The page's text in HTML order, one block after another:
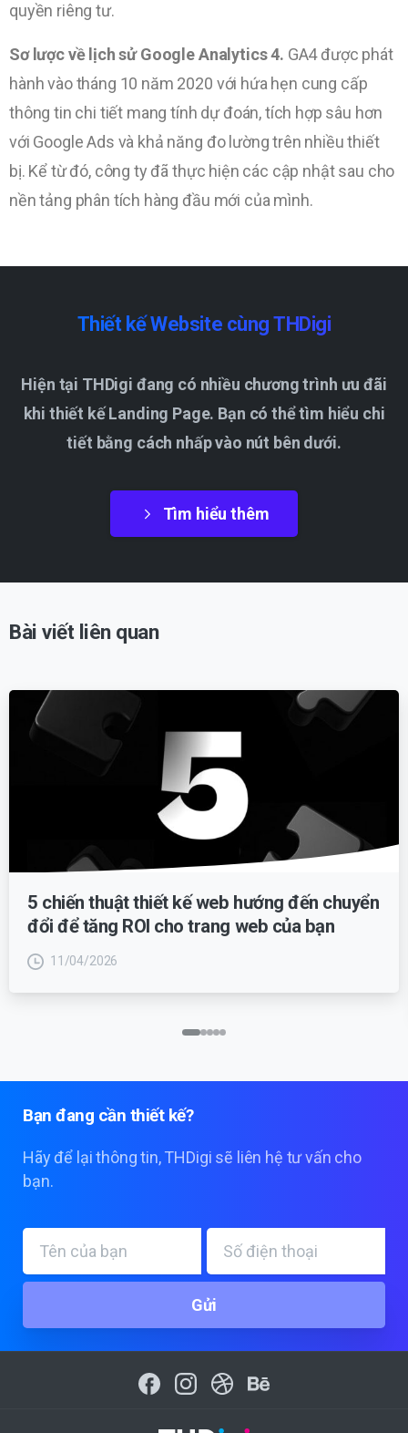
quyền riêng tư.
Sơ lược về lịch sử Google Analytics 4. GA4 được phát
hành vào tháng 10 năm 2020 với hứa hẹn cung cấp
thông tin chi tiết mang tính dự đoán, tích hợp sâu hơn
với Google Ads và khả năng đo lường trên nhiều thiết
bị. Kể từ đó, công ty đã thực hiện các cập nhật sau cho
nền tảng phân tích hàng đầu mới của mình.
Thiết kếWebsite cùng THDigi
Hiện tại THDigi đang có nhiều chương trình ưu đãi
khi thiết kế Landing Page. Bạn có thể tìm hiểu chi
tiết bằng cách nhấp vào nút bên dưới.
Tìm hiểu thêm
Bài viết liên quan
5 chiến thuật thiết kế web hướng đến chuyển
đổi để tăng ROI cho trang web của bạn
11/04/2026
Bạn đang cần thiết kế?
Hãy để lại thông tin, THDigi sẽ liên hệ tư vấn cho
bạn.